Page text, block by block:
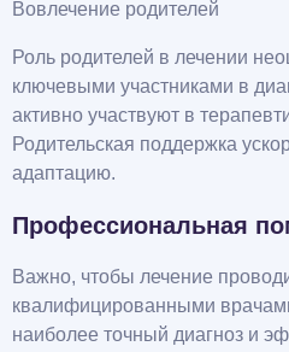
Вовлечение родителей
Роль родителей в лечении
ключевыми участниками в
активно участвуют в
Родительская поддержка
адаптацию.
Профессиональная
Важно, чтобы лечение
квалифицированными
наиболее точный диагноз и